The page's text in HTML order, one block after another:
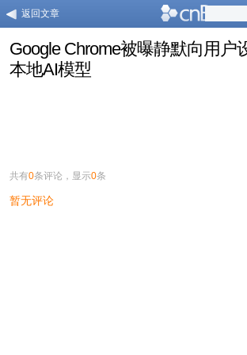
返回文章
Google Chrome被曝静默向用户
本地AI模型
共有0条评论，显示0条
暂无评论